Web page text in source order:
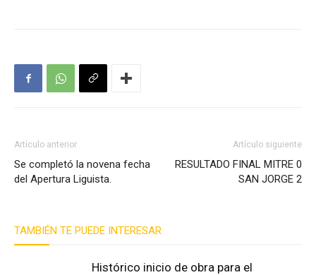
Artículo anterior
Se completó la novena fecha
del Apertura Liguista.
Artículo siguiente
RESULTADO FINAL MITRE 0
SAN JORGE 2
TAMBIÉN TE PUEDE INTERESAR
Histórico inicio de obra para el